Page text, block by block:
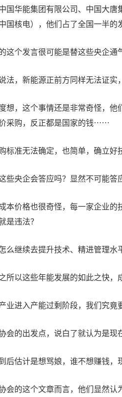
国华能集团有限公司、中国大
国核电），他们占了全国一半的
这个发言很可能是替这些央企通
法，新能源正前方同样无法证实
想，这个事情还是非常奇怪，
采购，反正都是国家的钱……
标准无法确定，也简单，确立好
些央企会答应吗？显然不可能答
本价格也很奇怪，每一家企业
是违法？
么继续去提升技术、精进管理水
所以这些年能发展的如此之快，
业进入产能过剩阶段，我们究竟
会的出发点，说白了就认为是现
后估计是想骂娘，谁不想赚钱，
会的这个文章而言，他们显然